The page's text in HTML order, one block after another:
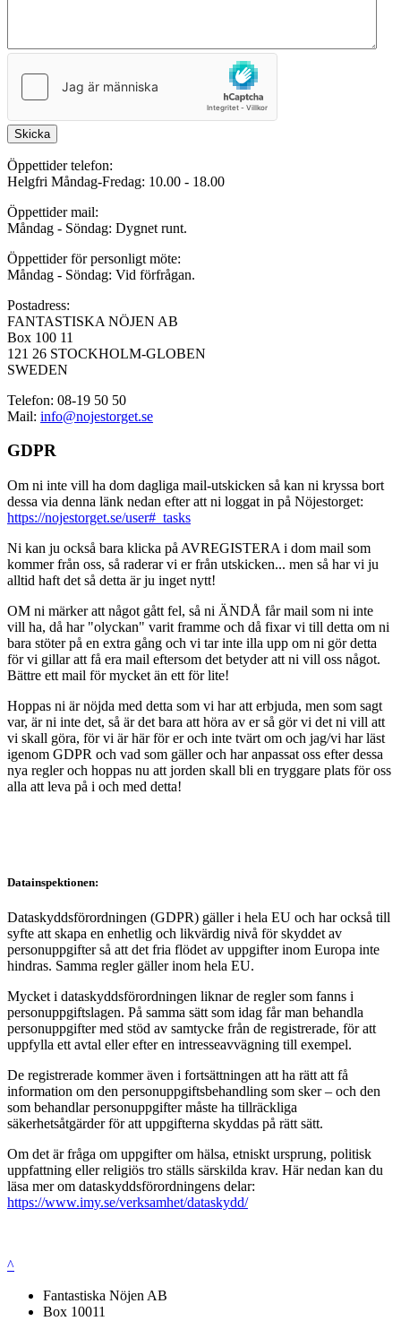
Skicka
Öppettider telefon:
Helgfri Måndag-Fredag: 10.00 - 18.00
Öppettider mail:
Måndag - Söndag: Dygnet runt.
Öppettider för personligt möte:
Måndag - Söndag: Vid förfrågan.
Postadress:
FANTASTISKA NÖJEN AB
Box 100 11
121 26 STOCKHOLM-GLOBEN
SWEDEN
Telefon: 08-19 50 50
Mail: info@nojestorget.se
GDPR
Om ni inte vill ha dom dagliga mail-utskicken så kan ni kryssa bort
dessa via denna länk nedan efter att ni loggat in på Nöjestorget:
https://nojestorget.se/user#_tasks
Ni kan ju också bara klicka på AVREGISTERA i dom mail som
kommer från oss, så raderar vi er från utskicken... men så har vi ju
alltid haft det så detta är ju inget nytt!
OM ni märker att något gått fel, så ni ÄNDÅ får mail som ni inte
vill ha, då har "olyckan" varit framme och då fixar vi till detta om ni
bara stöter på en extra gång och vi tar inte illa upp om ni gör detta
för vi gillar att få era mail eftersom det betyder att ni vill oss något.
Bättre ett mail för mycket än ett för lite!
Hoppas ni är nöjda med detta som vi har att erbjuda, men som sagt
var, är ni inte det, så är det bara att höra av er så gör vi det ni vill att
vi skall göra, för vi är här för er och inte tvärt om och jag/vi har läst
igenom GDPR och vad som gäller och har anpassat oss efter dessa
nya regler och hoppas nu att jorden skall bli en tryggare plats för oss
alla att leva på i och med detta!
Datainspektionen:
Dataskyddsförordningen (GDPR) gäller i hela EU och har också till
syfte att skapa en enhetlig och likvärdig nivå för skyddet av
personuppgifter så att det fria flödet av uppgifter inom Europa inte
hindras. Samma regler gäller inom hela EU.
Mycket i dataskyddsförordningen liknar de regler som fanns i
personuppgiftslagen. På samma sätt som idag får man behandla
personuppgifter med stöd av samtycke från de registrerade, för att
uppfylla ett avtal eller efter en intresseavvägning till exempel.
De registrerade kommer även i fortsättningen att ha rätt att få
information om den personuppgiftsbehandling som sker – och den
som behandlar personuppgifter måste ha tillräckliga
säkerhetsåtgärder för att uppgifterna skyddas på rätt sätt.
Om det är fråga om uppgifter om hälsa, etniskt ursprung, politisk
uppfattning eller religiös tro ställs särskilda krav. Här nedan kan du
läsa mer om dataskyddsförordningens delar:
https://www.imy.se/verksamhet/dataskydd/
^
Fantastiska Nöjen AB
Box 10011